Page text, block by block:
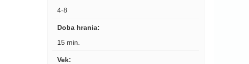
4-8
Doba hrania:
15 min.
Vek: